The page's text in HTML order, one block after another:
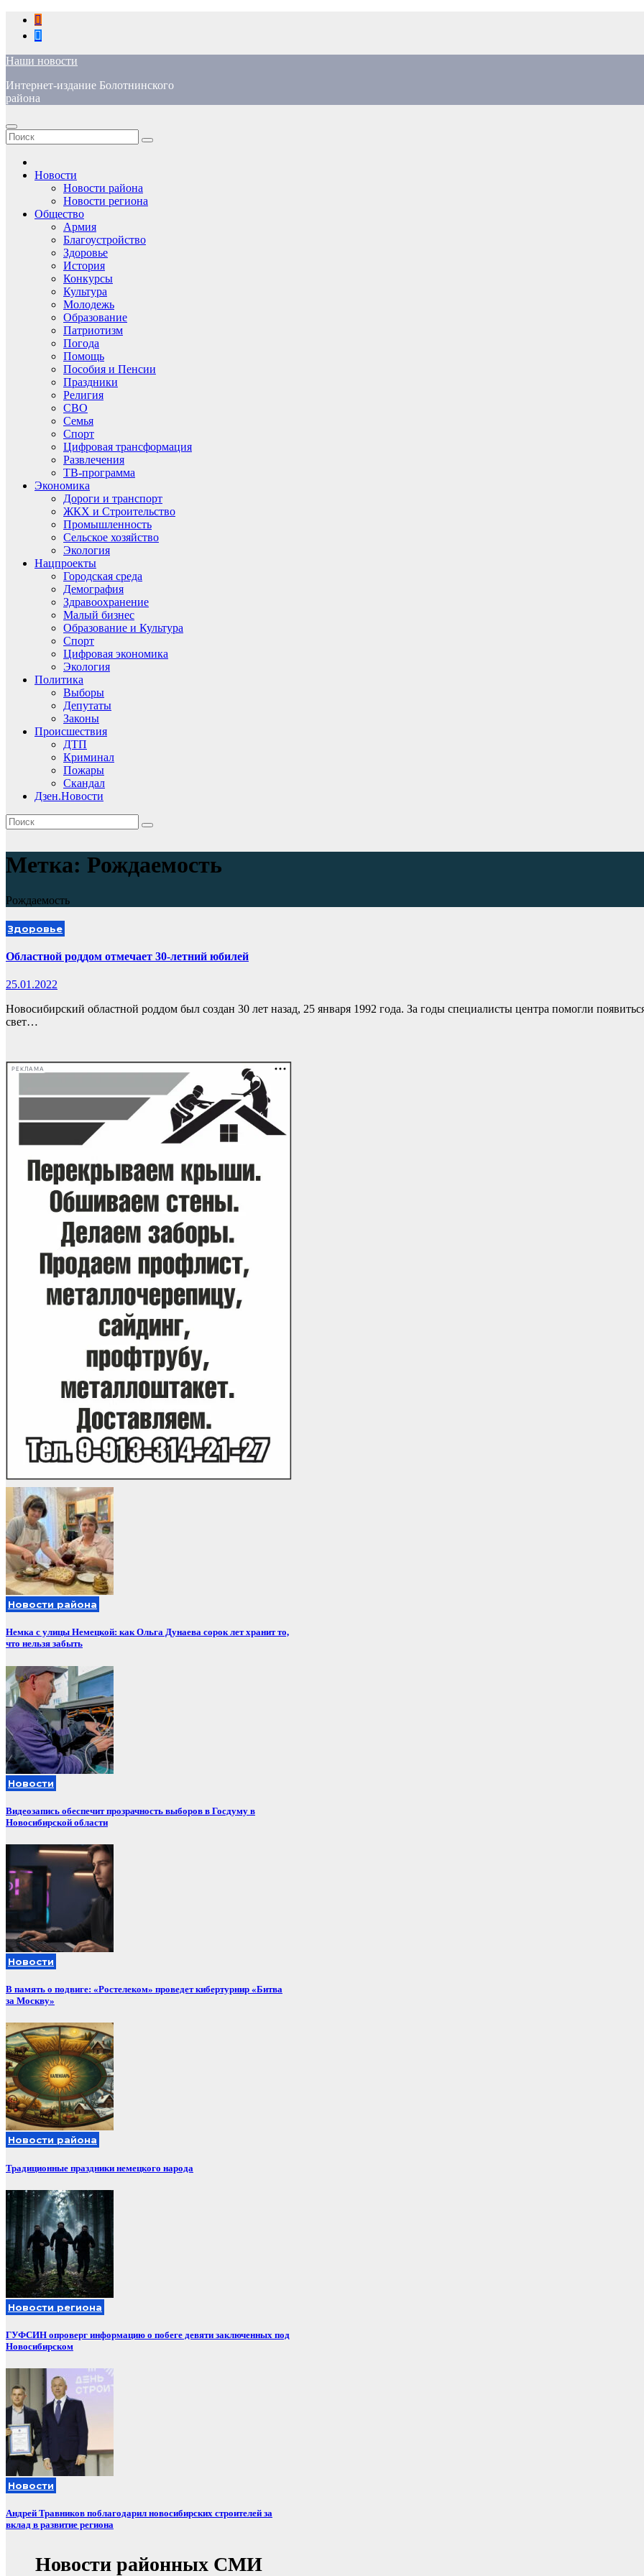
Перейти
содержимому
Наши новости
Интернет-издание Болотнинского
района
Новости
Новости района
Новости региона
Общество
Армия
Благоустройство
Здоровье
История
Конкурсы
Культура
Молодежь
Образование
Патриотизм
Погода
Помощь
Пособия и Пенсии
Праздники
Религия
СВО
Семья
Спорт
Цифровая трансформация
Развлечения
ТВ-программа
Экономика
Дороги и транспорт
ЖКХ и Строительство
Промышленность
Сельское хозяйство
Экология
Нацпроекты
Городская среда
Демография
Здравоохранение
Малый бизнес
Образование и Культура
Спорт
Цифровая экономика
Экология
Политика
Выборы
Депутаты
Законы
Происшествия
ДТП
Криминал
Пожары
Скандал
Дзен.Новости
Метка: Рождаемость
Рождаемость
Здоровье
Областной роддом отмечает 30-летний юбилей
25.01.2022
Новосибирский областной роддом был создан 30 лет назад, 25 января 1992 года. За годы специалисты центра помогли
свет…
РЕКЛАМА
Новости района
Немка с улицы Немецкой: как Ольга Дунаева сорок лет хранит то,
что нельзя забыть
Новости
Видеозапись обеспечит прозрачность выборов в Госдуму в
Новосибирской области
Новости
В память о подвиге: «Ростелеком» проведет кибертурнир «Битва
за Москву»
Новости района
Традиционные праздники немецкого народа
Новости региона
ГУФСИН опроверг информацию о побеге девяти заключенных под
Новосибирском
Новости
Андрей Травников поблагодарил новосибирских строителей за
вклад в развитие региона